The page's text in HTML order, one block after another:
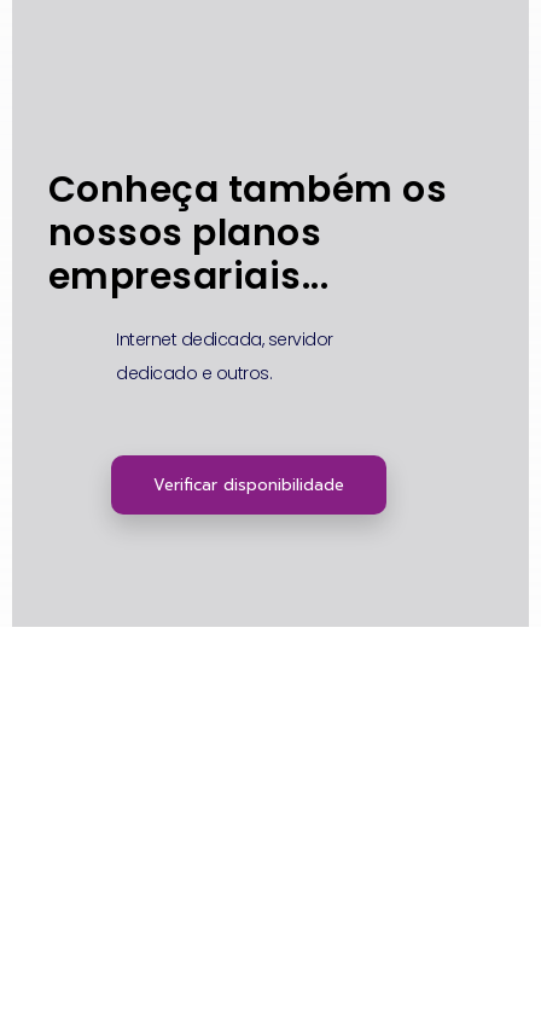
Conheça também os
nossos planos
empresariais...
Internet dedicada, servidor
dedicado e outros.
Verificar disponibilidade